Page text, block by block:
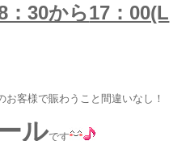
：30から17：00(L
客様で賑わうこと間違いなし！
ルです